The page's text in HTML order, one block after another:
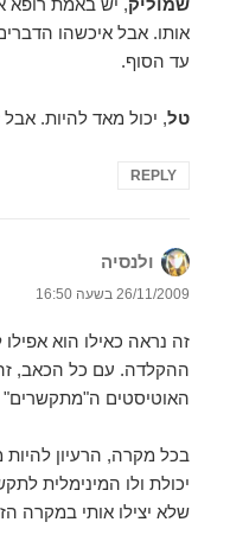
אותו. אבל איכשהו
עד הסוף.
טל, יכול מאד להיות. אבל
REPLY
ולנסיההגיב:
26/11/2009 בשעה 16:50
זה נראה כאילו הוא
ההקלדה. עם כל הכאב, זה
האוטיסטים ה"מתקשרים"
בכל מקרה, הרעיון להיות
יכולת ולו המינימלית
שלא יצילו אותי במקרה